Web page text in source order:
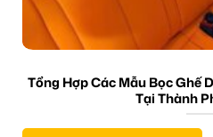
Tổng Hợp Các Mẫu Bọc Ghế
Tại Thành